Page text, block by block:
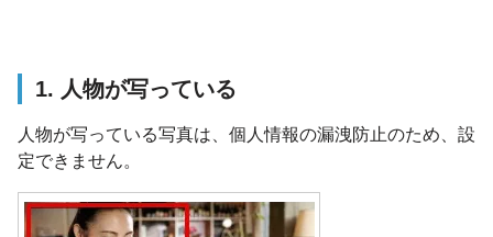
1. 人物が写っている
人物が写っている写真は、個人情報の漏洩防止のため、設
定できません。